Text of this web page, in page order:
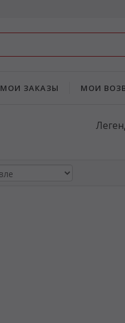
МОИ ЗАКАЗЫ МОИ